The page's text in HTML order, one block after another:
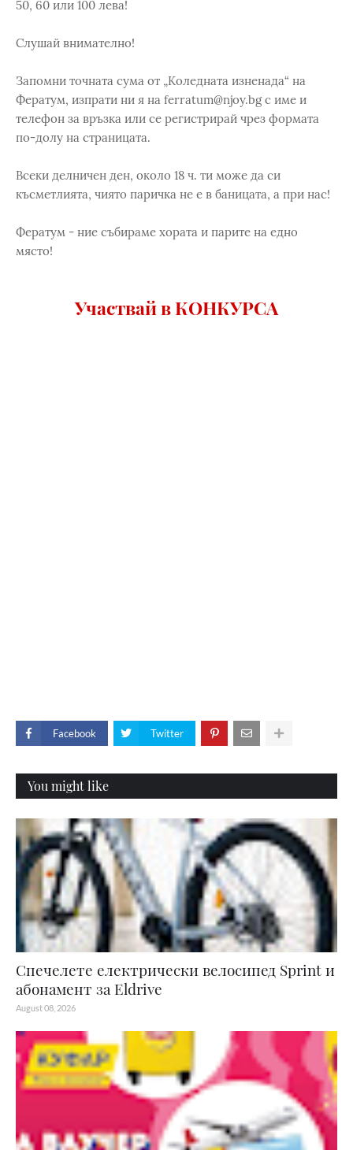
50, 60 или 100 лева!
Слушай внимателно!
Запомни точната сума от „Коледната изненада“ на
Фератум, изпрати ни я на ferratum@njoy.bg с име и
телефон за връзка или се регистрирай чрез формата
по-долу на страницата.
Всеки делничен ден, около 18 ч. ти може да си
късметлията, чиято паричка не е в баницата, а при нас!
Фератум - ние събираме хората и парите на едно
място!
Участвай в КОНКУРСА
Facebook Twitter
You might like
Спечелете електрически велосипед Sprint и
абонамент за Eldrive
August 08, 2026